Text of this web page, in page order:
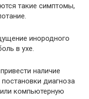
такие симптомы,
инородного
в ухе.
наличие
диагноза
компьютерную